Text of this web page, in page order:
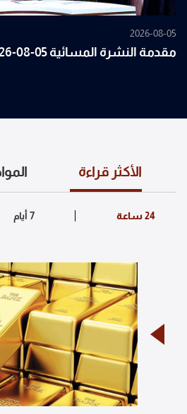
2026-08-05
مقدمة النشرة المسائية 05-08-2026
الأكثر قراءة